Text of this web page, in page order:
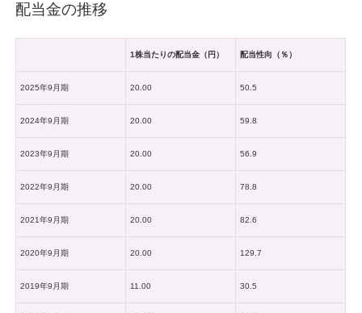
配当金の推移
1株当たりの配当金（円） 配当性向（％）
2025年9月期 20.00 50.5
2024年9月期 20.00 59.8
2023年9月期 20.00 56.9
2022年9月期 20.00 78.8
2021年9月期 20.00 82.6
2020年9月期 20.00 129.7
2019年9月期 11.00 30.5